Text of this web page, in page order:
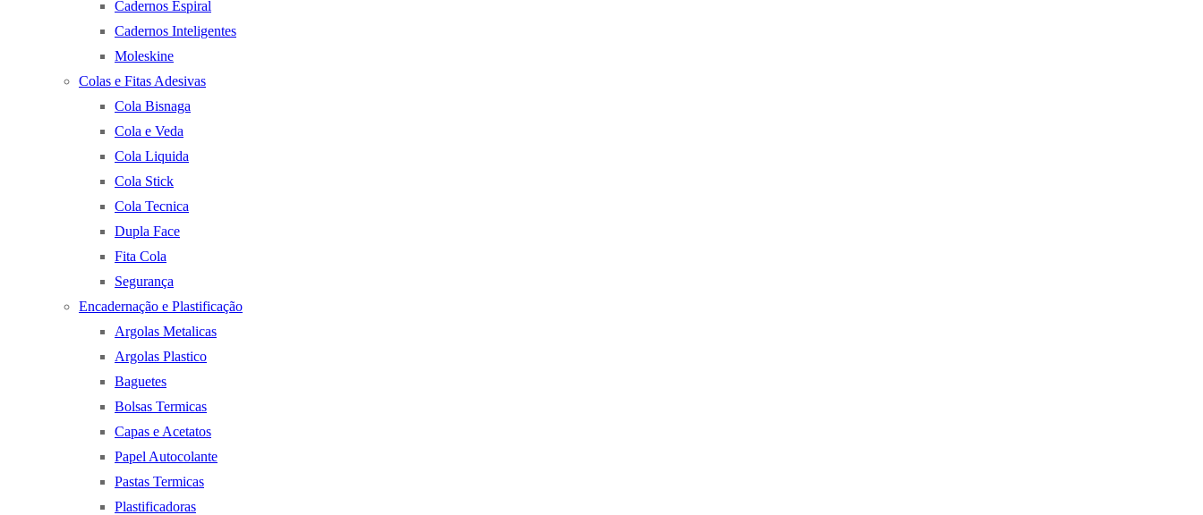
Cadernos Espiral
Cadernos Inteligentes
Moleskine
Colas e Fitas Adesivas
Cola Bisnaga
Cola e Veda
Cola Liquida
Cola Stick
Cola Tecnica
Dupla Face
Fita Cola
Segurança
Encadernação e Plastificação
Argolas Metalicas
Argolas Plastico
Baguetes
Bolsas Termicas
Capas e Acetatos
Papel Autocolante
Pastas Termicas
Plastificadoras